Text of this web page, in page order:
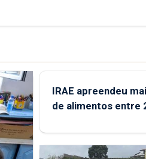
IRAE apreendeu
de alimentos entre